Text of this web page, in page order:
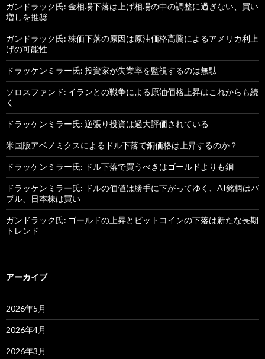
ガンドラック氏: 金相場下落は上げ相場の中の調整に過ぎない、買い
増しを推奨
ガンドラック氏: 株価下落の原因は原油価格高騰によるアメリカ利上
げの可能性
ドラッケンミラー氏: 投資家が失業率を監視するのは無駄
ソロスファンド: イランとの戦争による原油価格上昇はこれからも続
く
ドラッケンミラー氏: 逆張り投資は過大評価されている
米国版アベノミクスによるドル下落で銅価格は上昇するのか？
ドラッケンミラー氏: ドル下落で買うべきはゴールドよりも銅
ドラッケンミラー氏: ドルの価値は勝手に下がってゆく、AI銘柄はバ
ブル、日本株は買い
ガンドラック氏: ゴールドの上昇とビットコインの下落は新たな長期
トレンド
アーカイブ
2026年5月
2026年4月
2026年3月